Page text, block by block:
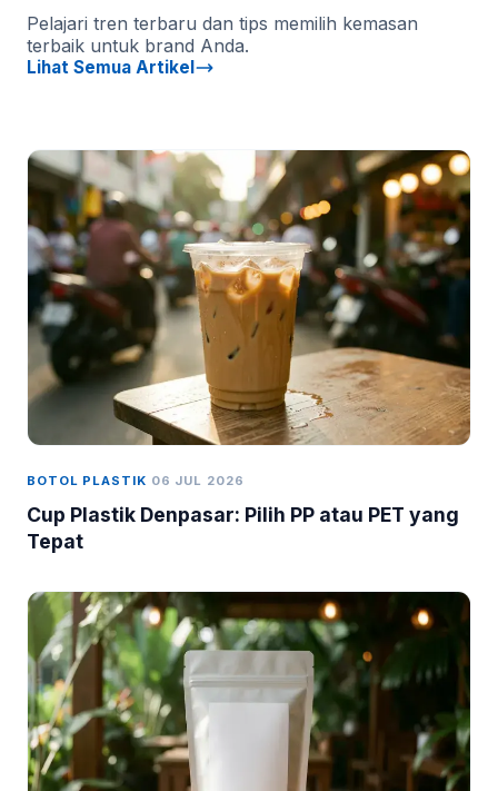
Pelajari tren terbaru dan tips memilih kemasan
terbaik untuk brand Anda.
Lihat Semua Artikel
BOTOL PLASTIK 06 JUL 2026
Cup Plastik Denpasar: Pilih PP atau PET yang
Tepat